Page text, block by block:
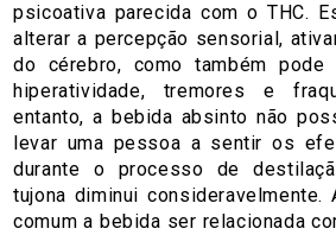
psicoativa parecida com o THC.
alterar a percepção sensorial,
do cérebro, como também pode
hiperatividade, tremores e
entanto, a bebida absinto não
levar uma pessoa a sentir os
durante o processo de
tujona diminui
comum a bebida ser relacionada